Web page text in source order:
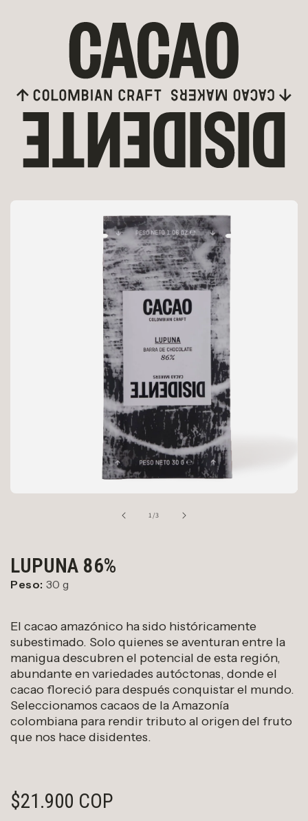
a la información del producto
1/de
3
LUPUNA 86%
Peso: 30 g
El cacao amazónico ha sido históricamente
subestimado. Solo quienes se aventuran entre la
manigua descubren el potencial de esta región,
abundante en variedades autóctonas, donde el
cacao floreció para después conquistar el mundo.
Seleccionamos cacaos de la Amazonía
colombiana para rendir tributo al origen del fruto
que nos hace disidentes.
PRECIO HABITUAL
$21.900 COP